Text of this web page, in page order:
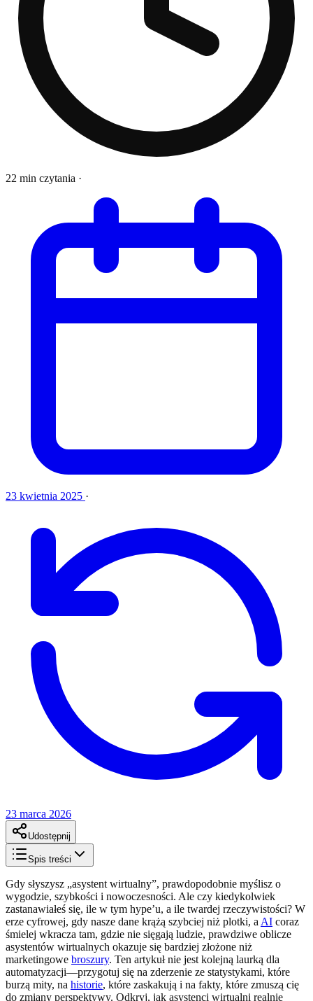
22 min czytania ·
23 kwietnia 2025 ·
23 marca 2026
Udostępnij
Spis treści
Gdy słyszysz „asystent wirtualny”, prawdopodobnie myślisz o
wygodzie, szybkości i nowoczesności. Ale czy kiedykolwiek
zastanawiałeś się, ile w tym hype’u, a ile twardej rzeczywistości? W
erze cyfrowej, gdy nasze dane krążą szybciej niż plotki, a AI coraz
śmielej wkracza tam, gdzie nie sięgają ludzie, prawdziwe oblicze
asystentów wirtualnych okazuje się bardziej złożone niż
marketingowe broszury. Ten artykuł nie jest kolejną laurką dla
automatyzacji—przygotuj się na zderzenie ze statystykami, które
burzą mity, na historie, które zaskakują i na fakty, które zmuszą cię
do zmiany perspektywy. Odkryj, jak asystenci wirtualni realnie